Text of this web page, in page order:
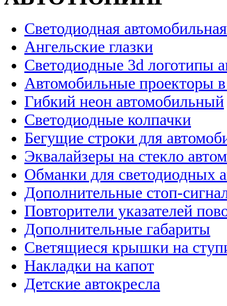
Светодиодная
Ангельские глазки
Светодиодные 3d логотипы
Автомобильные проекторы
Гибкий неон автомобильный
Светодиодные колпачки
Бегущие строки для
Эквалайзеры на стекло
Обманки для светодиодных
Дополнительные стоп-
Повторители указателей
Дополнительные габариты
Светящиеся крышки на
Накладки на капот
Детские автокресла